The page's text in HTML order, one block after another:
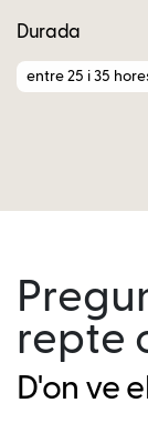
Durada
entre 25 i 35
repte
D'on ve